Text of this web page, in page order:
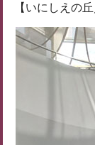
【いにしえの